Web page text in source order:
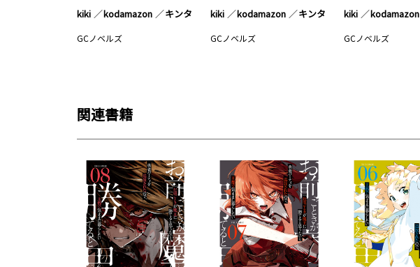
kiki kodamazon キンタ
GCノベルズ
kiki kodamazon キンタ
GCノベルズ
kiki kodamazon
GCノベルズ
関連書籍